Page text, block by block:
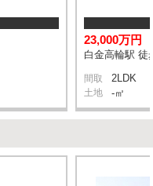
23,000万円
白金高輪駅 徒
間取 2LDK
土地 -㎡